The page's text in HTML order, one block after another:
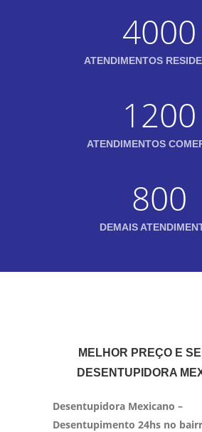
4000
ATENDIMENTOS
1200
ATENDIMENTOS
800
DEMAIS
MELHOR PREÇO E
DESENTUPIDORA
Desentupidora Mexicano –
Desentupimento 24hs no